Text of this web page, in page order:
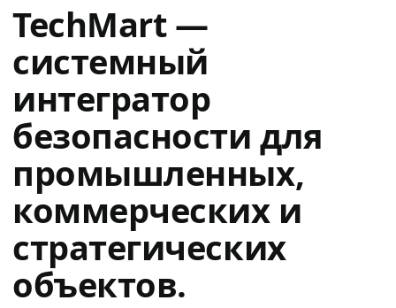
TechMart —
системный
интегратор
безопасности для
промышленных,
коммерческих и
стратегических
объектов.